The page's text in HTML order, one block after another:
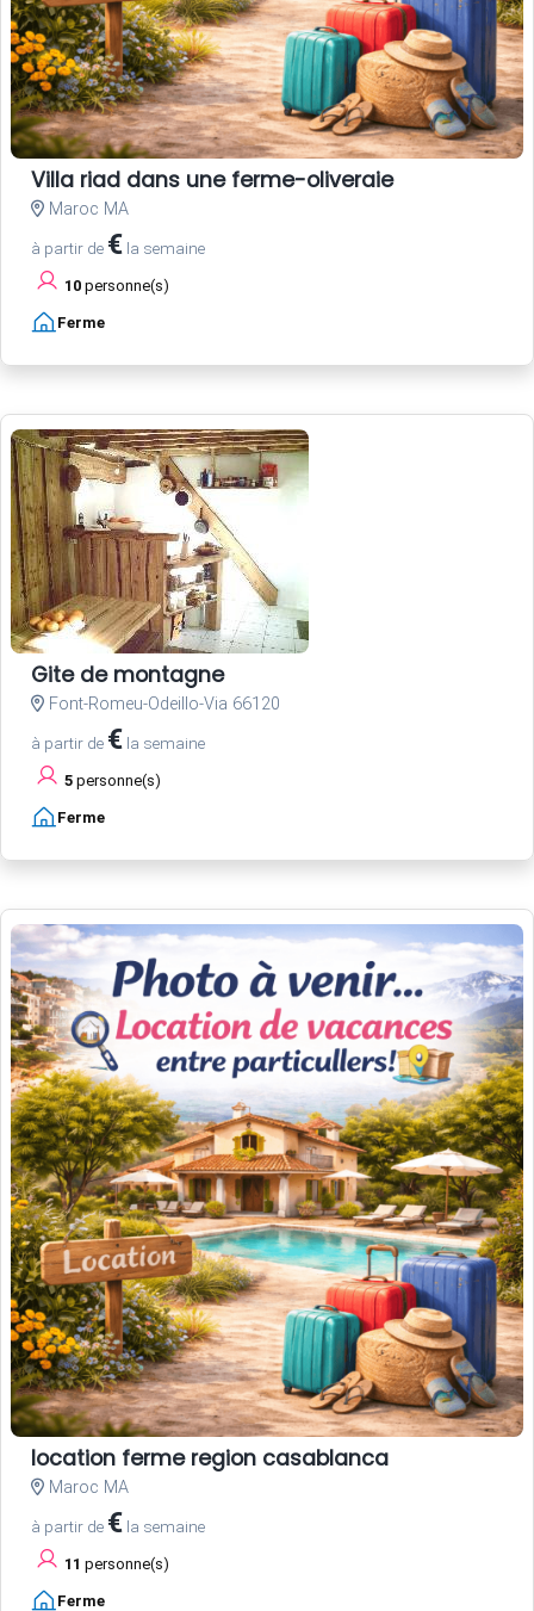
Villa riad dans une ferme-oliveraie
Maroc MA
à partir de € la semaine
10 personne(s)
Ferme
Gite de montagne
Font-Romeu-Odeillo-Via 66120
à partir de € la semaine
5 personne(s)
Ferme
location ferme region casablanca
Maroc MA
à partir de € la semaine
11 personne(s)
Ferme